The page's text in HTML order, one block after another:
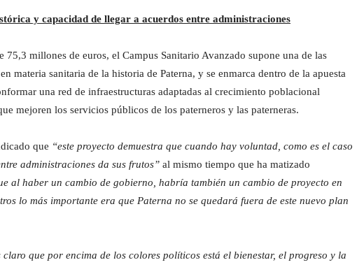
y capacidad de llegar a acuerdos entre administraciones
75,3 millones de euros, el Campus Sanitario Avanzado supone una de las
materia sanitaria de la historia de Paterna, y se enmarca dentro de la apuesta
una red de infraestructuras adaptadas al crecimiento poblacional
mejoren los servicios públicos de los paterneros y las paterneras.
que “este proyecto demuestra que cuando hay voluntad, como es el caso
administraciones da sus frutos” al mismo tiempo que ha matizado
al haber un cambio de gobierno, habría también un cambio de proyecto en
lo más importante era que Paterna no se quedará fuera de este nuevo plan
claro que por encima de los colores políticos está el bienestar, el progreso y la